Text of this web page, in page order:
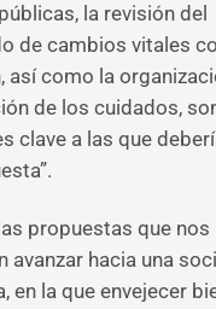
la revisión del
de cambios vitales
así como la
de los cuidados,
clave a las que
propuestas que nos
avanzar hacia una
en la que envejecer